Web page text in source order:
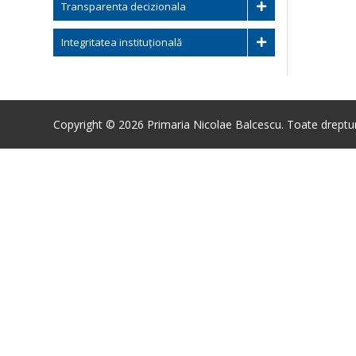
Transparenta decizionala
Integritatea instituțională
Copyright © 2026 Primaria Nicolae Balcescu. Toate